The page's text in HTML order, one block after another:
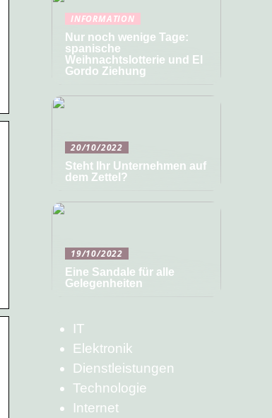
INFORMATION
Nur noch wenige Tage:
spanische
Weihnachtslotterie und El
Gordo Ziehung
20/10/2022
Steht Ihr Unternehmen auf
dem Zettel?
19/10/2022
Eine Sandale für alle
Gelegenheiten
IT
Elektronik
Dienstleistungen
Technologie
Internet